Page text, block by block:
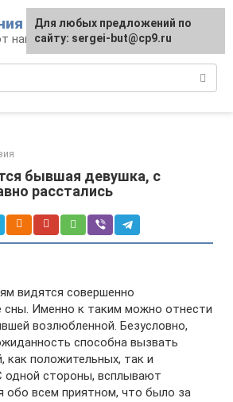
нам наши сны
бывшая девушка, с
расстались
видятся совершенно
Именно к таким можно отнести
возлюбленной. Безусловно,
способна вызвать
как положительных, так и
одной стороны, всплывают
обо всем приятном, что было за
Для любых предложений по
сайту: sergei-but@cp9.ru